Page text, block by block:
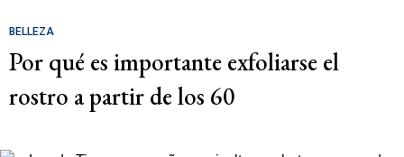
BELLEZA
Por qué es importante exfoliarse el
rostro a partir de los 60